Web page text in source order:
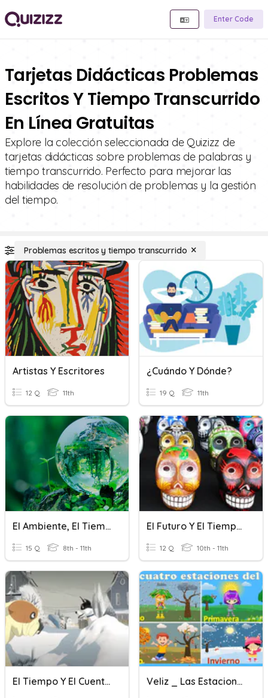
Enter Code
Tarjetas Didácticas Problemas
Escritos Y Tiempo Transcurrido
En Línea Gratuitas
Explore la colección seleccionada de Quizizz de
tarjetas didácticas sobre problemas de palabras y
tiempo transcurrido. Perfecto para mejorar las
habilidades de resolución de problemas y la gestión
del tiempo.
Problemas escritos y tiempo transcurrido
Artistas Y Escritores​
12 Q 11th
¿Cuándo Y Dónde?
19 Q 11th
El Ambiente, El Tiempo Y Desastres Naturales
15 Q 8th - 11th
El Futuro Y El Tiempo Condicional
12 Q 10th - 11th
El Tiempo Y El Cuento "Los Vecinos" Veliz _ Las Estaciones Y El Tiempo